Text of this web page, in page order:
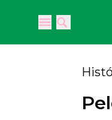
Open main
Open